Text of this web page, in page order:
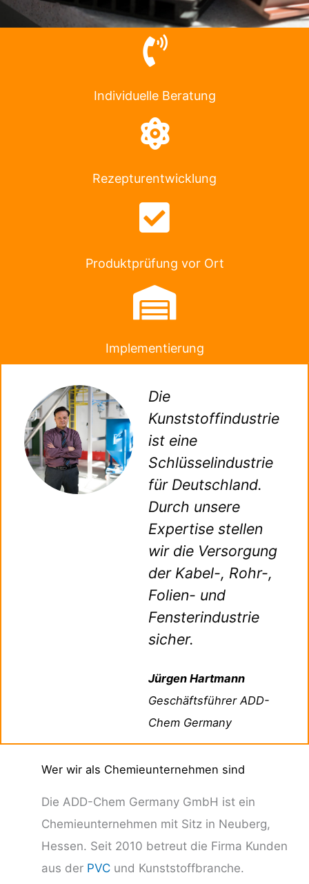
Individuelle Beratung
Rezepturentwicklung
Produktprüfung vor Ort
Implementierung
Die
Kunststoffindustrie
ist eine
Schlüsselindustrie
für Deutschland.
Durch unsere
Expertise stellen
wir die Versorgung
der Kabel-, Rohr-,
Folien- und
Fensterindustrie
sicher.
Jürgen Hartmann
Geschäftsführer ADD-
Chem Germany
Wer wir als Chemieunternehmen sind
Die ADD-Chem Germany GmbH ist ein
Chemieunternehmen mit Sitz in Neuberg,
Hessen. Seit 2010 betreut die Firma Kunden
aus der PVC und Kunststoffbranche.